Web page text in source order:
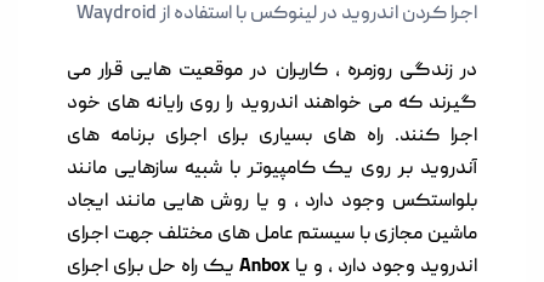
اجرا کردن اندروید در لینوکس با استفاده از Waydroid
در زندگی روزمره ، کاربران در موقعیت هایی قرار می
گیرند که می خواهند اندروید را روی رایانه های خود
اجرا کنند. راه های بسیاری برای اجرای برنامه های
آندروید بر روی یک کامپیوتر با شبیه سازهایی مانند
بلواستکس وجود دارد ، و یا روش هایی مانند ایجاد
ماشین مجازی با سیستم عامل های مختلف جهت اجرای
اندروید وجود دارد ، و یا Anbox یک راه حل برای اجرای